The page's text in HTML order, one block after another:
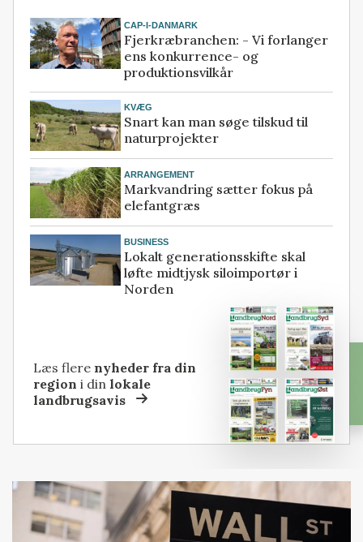
CAP-I-DANMARK
Fjerkræbranchen: - Vi forlanger
ens konkurrence- og
produktionsvilkår
KVÆG
Snart kan man søge tilskud til
naturprojekter
ARRANGEMENT
Markvandring sætter fokus på
elefantgræs
BUSINESS
Lokalt generationsskifte skal
løfte midtjysk siloimportør i
Norden
Læs flere nyheder fra din
region i dinlokale
landbrugsavis